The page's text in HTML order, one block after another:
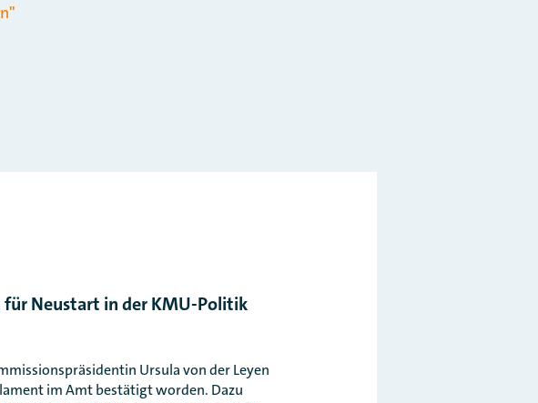
Neustart in der KMU-Politik
Ursula von der Leyen
im Amt bestätigt worden. Dazu